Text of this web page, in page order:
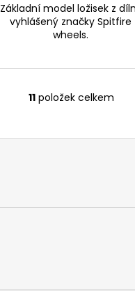
Základní model ložisek z
vyhlášený značky Spitfire
wheels.
O
l
í
11položek celkem